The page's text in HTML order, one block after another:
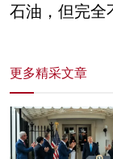
石油，但完全
更多精采文章